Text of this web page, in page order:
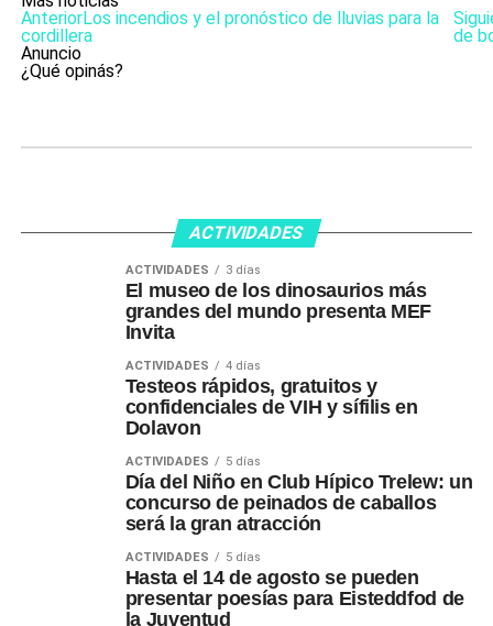
de
AnteriorLos incendios y el pronóstico de lluvias para la
cordillera
Anuncio
¿Qué opinás?
ACTIVIDADES
ACTIVIDADES 3 días
El museo de los dinosaurios más
grandes del mundo presenta MEF
Invita
ACTIVIDADES 4 días
Testeos rápidos, gratuitos y
confidenciales de VIH y sífilis en
Dolavon
ACTIVIDADES 5 días
Día del Niño en Club Hípico Trelew: un
concurso de peinados de caballos
será la gran atracción
ACTIVIDADES 5 días
Hasta el 14 de agosto se pueden
presentar poesías para Eisteddfod de
la Juventud